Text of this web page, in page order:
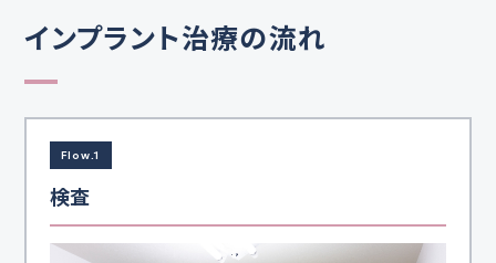
インプラント治療の流れ
Flow.1
検査